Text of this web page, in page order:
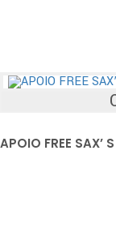
APOIO FREE SAX’